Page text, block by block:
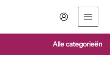
Alle categorieën